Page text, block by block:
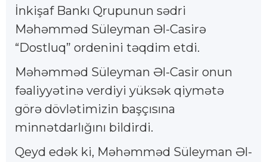
İnkişaf Bankı Qrupunun sədri
Məhəmməd Süleyman Əl-Casirə
“Dostluq” ordenini təqdim etdi.
Məhəmməd Süleyman Əl-Casir onun
fəaliyyətinə verdiyi yüksək qiymətə
görə dövlətimizin başçısına
minnətdarlığını bildirdi.
Qeyd edək ki, Məhəmməd Süleyman Əl-